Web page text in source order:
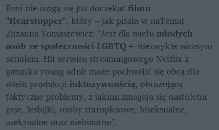
Fani nie mogą się już doczekać filmu
"Hearstopper", który – jak pisała w naTemat
Zuzanna Tomaszewicz: "Jest dla wielu młodych
osób ze społeczności LGBTQ+ niezwykle ważnym
serialem. Hit serwisu streamingowego Netflix z
gatunku young adult może pochwalić się obcą dla
wielu produkcji inkluzywnością, obrazującą
faktyczne problemy, z jakimi zmagają się nastoletni
geje, lesbijki, osoby transpłciowe, biseksualne,
aseksualne oraz niebinarne".